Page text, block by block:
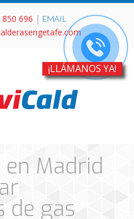
850 696 | EMAIL
Madrid
de gas
¡LLÁMANOS YA!